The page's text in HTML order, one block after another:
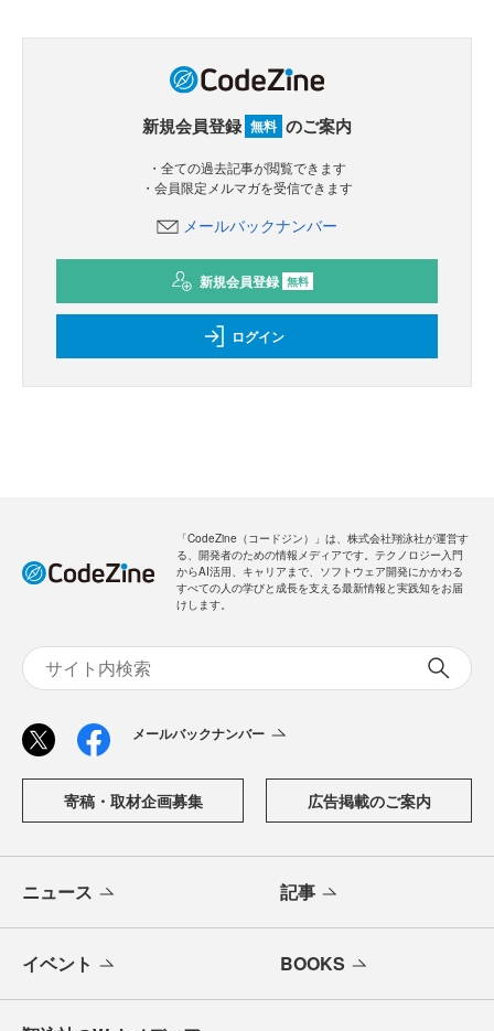
新規会員登録 無料 のご案内
・全ての過去記事が閲覧できます
・会員限定メルマガを受信できます
メールバックナンバー
新規会員登録 無料
ログイン
「CodeZine（コードジン）」は、株式会社翔泳社が運営す
る、開発者のための情報メディアです。テクノロジー入門
からAI活用、キャリアまで、ソフトウェア開発にかかわる
すべての人の学びと成長を支える最新情報と実践知をお届
けします。
メールバックナンバー
寄稿・取材企画募集 広告掲載のご案内
ニュース 記事
イベント BOOKS